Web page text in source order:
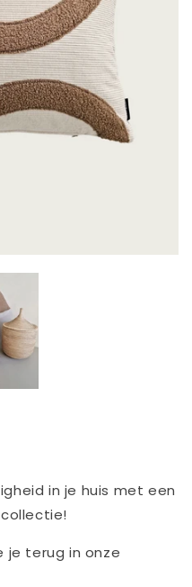
in je huis met een
je terug in onze